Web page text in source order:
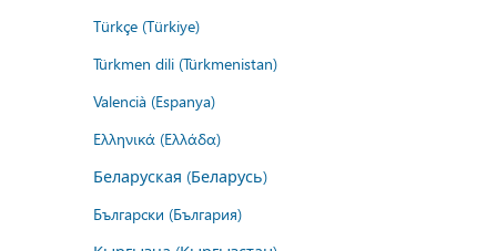
Türkçe (Türkiye)
Türkmen dili (Türkmenistan)
Valencià (Espanya)
Ελληνικά (Ελλάδα)
Беларуская (Беларусь)
Български (България)